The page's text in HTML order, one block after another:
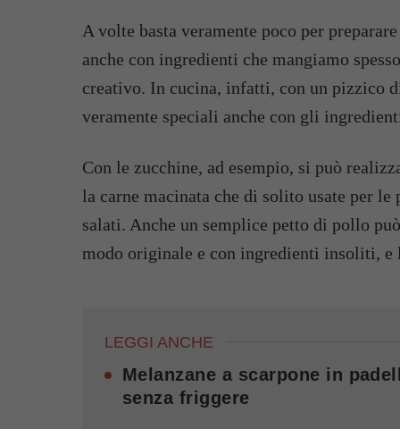
A volte basta veramente poco per
anche con ingredienti che mangiamo
creativo. In cucina, infatti, con un pizzico
veramente speciali anche con gli
Con le zucchine, ad esempio, si può
la carne macinata che di solito usate per
salati. Anche un semplice petto di pollo
modo originale e con ingredienti insoliti, e
LEGGI ANCHE
Melanzane a scarpone in
senza friggere